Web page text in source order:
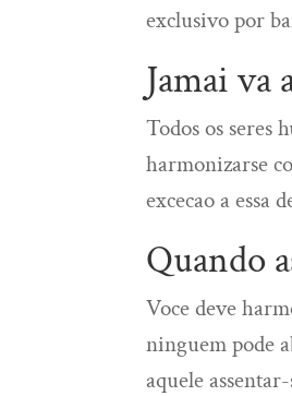
exclusivo por
Jamai
Todos os seres
harmonizarse
excecao a essa
Quando
Voce deve
ninguem pode
aquele